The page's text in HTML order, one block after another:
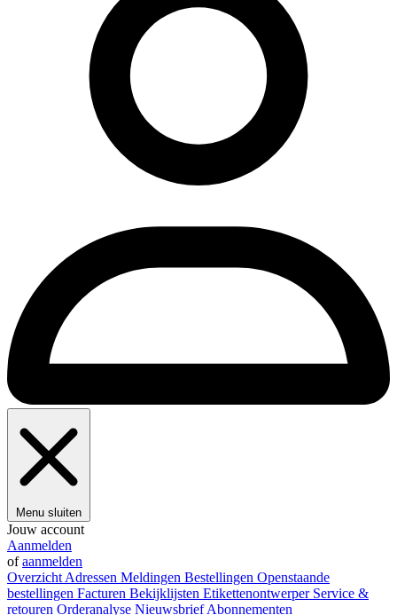
Menu sluiten
Jouw account
Aanmelden
ofaanmelden
Overzicht Adressen Meldingen Bestellingen Openstaande
bestellingen Facturen Bekijklijsten Etikettenontwerper Service &
retouren Orderanalyse NieuwsbriefAbonnementen